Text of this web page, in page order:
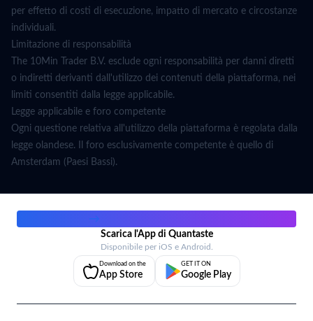
per effetto di costi di esecuzione, impatto di mercato e circostanze
individuali.
Limitazione di responsabilità
The 10Min Trader B.V. esclude ogni responsabilità per danni diretti
o indiretti derivanti dall'utilizzo dei contenuti della piattaforma, nei
limiti consentiti dalla legge applicabile.
Legge applicabile e foro competente
Ogni questione relativa all'utilizzo della piattaforma è regolata dalla
legge olandese. Il foro esclusivamente competente è quello di
Amsterdam (Paesi Bassi).
→
Scarica l'App di Quantaste
Disponibile per iOS e Android.
Download on the
App Store
GET IT ON
Google Play